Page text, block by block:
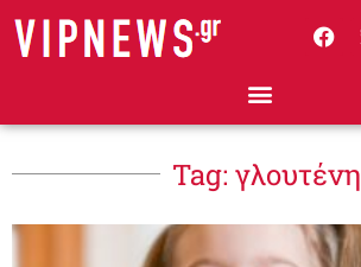
Tag: γλουτένη